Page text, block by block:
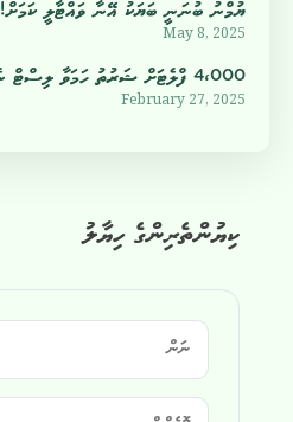
ކިޔުންތެރިންގެ ހިޔާލު
ޔުމްނު ބުނަނީ ބަޔަކު އޭނާ ވައްޓާލީ ކަމަށް!
May 8, 2025
4،000 ފްލެޓަށް ޝަރުތު ހަމަވާ ލިސްޓް ނެރެފި
February 27, 2025